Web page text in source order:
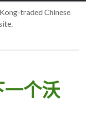
traded Chinese
个沃